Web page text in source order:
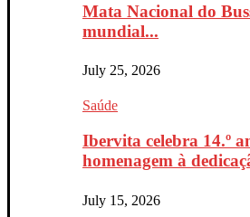
Mata Nacional do
mundial...
July 25, 2026
Saúde
Ibervita celebra 14.º
homenagem à
July 15, 2026